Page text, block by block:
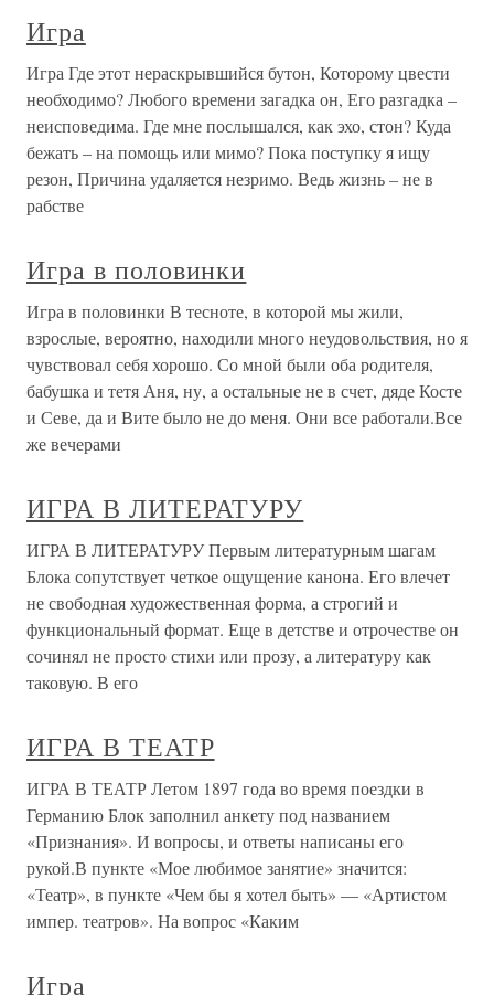
Игра
Игра Где этот нераскрывшийся бутон, Которому цвести
необходимо? Любого времени загадка он, Его разгадка –
неисповедима. Где мне послышался, как эхо, стон? Куда
бежать – на помощь или мимо? Пока поступку я ищу
резон, Причина удаляется незримо. Ведь жизнь – не в
рабстве
Игра в половинки
Игра в половинки В тесноте, в которой мы жили,
взрослые, вероятно, находили много неудовольствия, но я
чувствовал себя хорошо. Со мной были оба родителя,
бабушка и тетя Аня, ну, а остальные не в счет, дяде Косте
и Севе, да и Вите было не до меня. Они все работали.Все
же вечерами
ИГРА В ЛИТЕРАТУРУ
ИГРА В ЛИТЕРАТУРУ Первым литературным шагам
Блока сопутствует четкое ощущение канона. Его влечет
не свободная художественная форма, а строгий и
функциональный формат. Еще в детстве и отрочестве он
сочинял не просто стихи или прозу, а литературу как
таковую. В его
ИГРА В ТЕАТР
ИГРА В ТЕАТР Летом 1897 года во время поездки в
Германию Блок заполнил анкету под названием
«Признания». И вопросы, и ответы написаны его
рукой.В пункте «Мое любимое занятие» значится:
«Театр», в пункте «Чем бы я хотел быть» — «Артистом
импер. театров». На вопрос «Каким
Игра